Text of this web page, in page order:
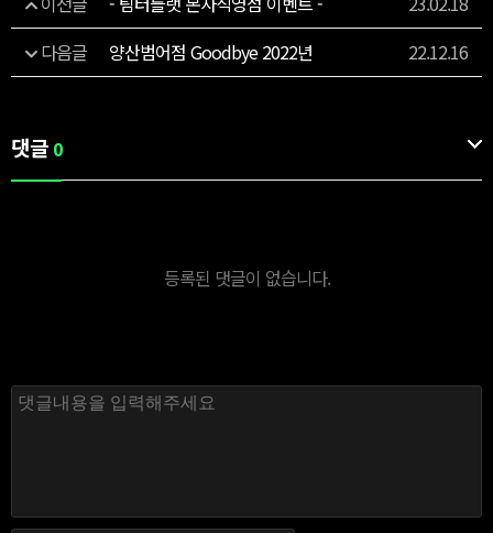
다음글
양산범어점 Goodbye 2022년 22.12.16
댓글 0
등록된 댓글이 없습니다.